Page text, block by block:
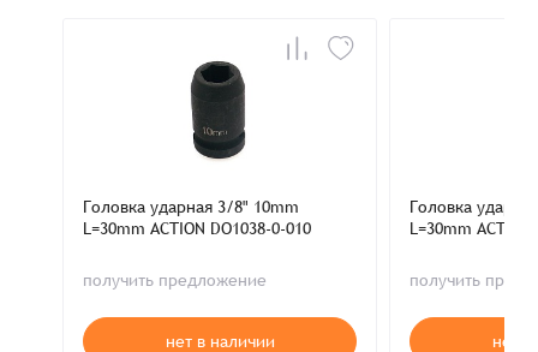
Головка ударная 3/8" 10mm
L=30mm ACTION DO1038-0-010
получить предложение
нет в наличии
Головка
L=30mm ACTION
получить
нет в